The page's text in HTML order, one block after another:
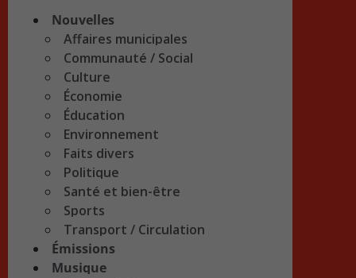
Nouvelles
Affaires municipales
Communauté / Social
Culture
Économie
Éducation
Environnement
Faits divers
Politique
Santé et bien-être
Sports
Transport / Circulation
Émissions
Musique